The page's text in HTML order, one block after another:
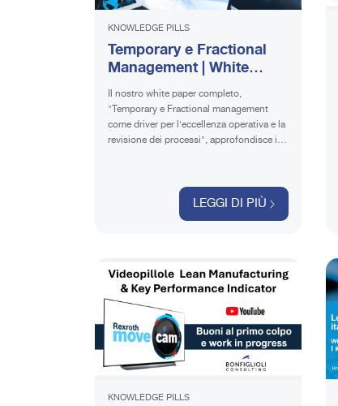
KNOWLEDGE PILLS
Temporary e Fractional
Management | White
Paper
Il nostro white paper completo,
"Temporary e Fractional management
come driver per l'eccellenza operativa e la
revisione dei processi", approfondisce il
LEGGI DI PIÙ
KNOWLEDGE PILLS